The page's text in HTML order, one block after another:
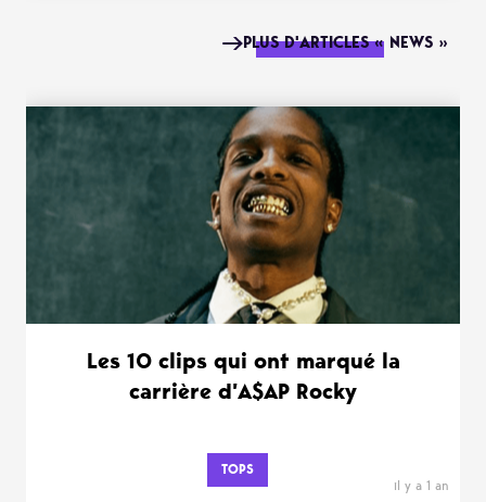
PLUS D'ARTICLES « NEWS »
Les 10 clips qui ont marqué la
carrière d’A$AP Rocky
TOPS
il y a 1 an